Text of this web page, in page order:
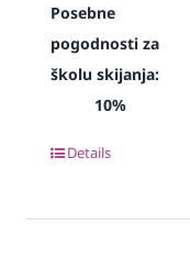
Posebne
pogodnosti za
školu skijanja:
10%
Details